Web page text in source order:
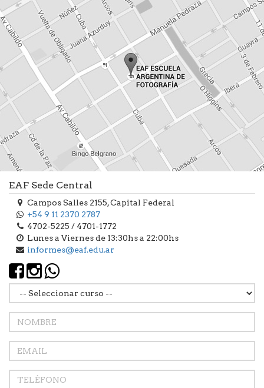
EAF Sede Central
Campos Salles 2155, Capital Federal
+54 9 11 2370 2787
4702-5225 / 4701-1772
Lunes a Viernes de 13:30hs a 22:00hs
informes@eaf.edu.ar